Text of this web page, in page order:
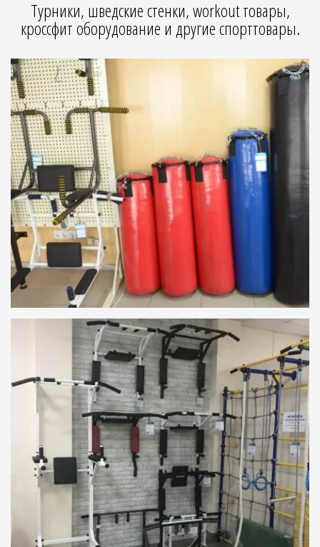
Турники, шведские стенки, workout товары,
кроссфит оборудование и другие спорттовары.